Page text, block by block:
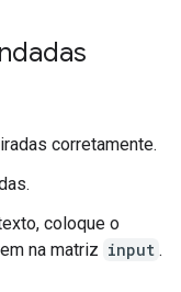
corretamente.
coloque o
na matriz input .